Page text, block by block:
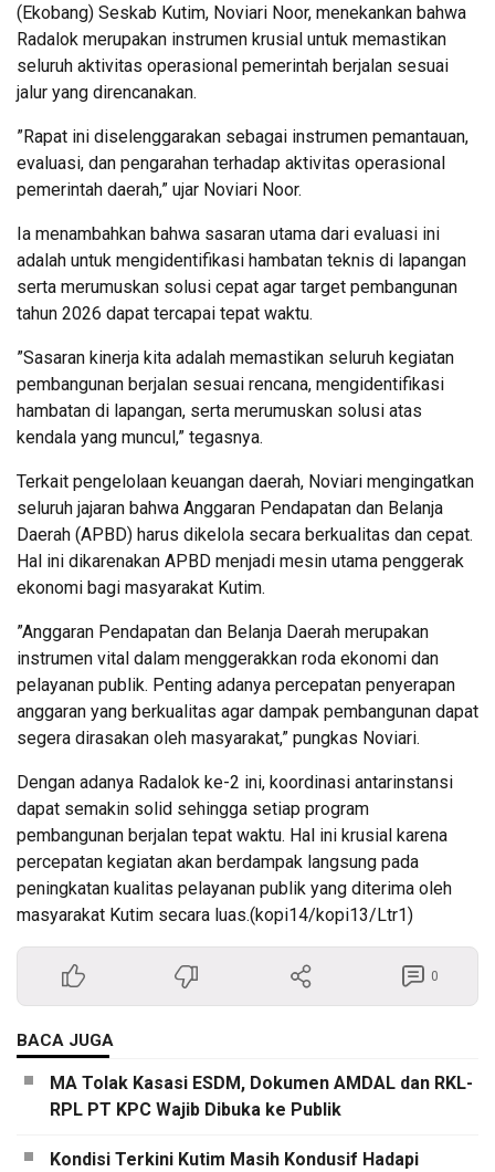
(Ekobang) Seskab Kutim, Noviari Noor, menekankan bahwa
Radalok merupakan instrumen krusial untuk memastikan
seluruh aktivitas operasional pemerintah berjalan sesuai
jalur yang direncanakan.
​”Rapat ini diselenggarakan sebagai instrumen pemantauan,
evaluasi, dan pengarahan terhadap aktivitas operasional
pemerintah daerah,” ujar Noviari Noor.
​Ia menambahkan bahwa sasaran utama dari evaluasi ini
adalah untuk mengidentifikasi hambatan teknis di lapangan
serta merumuskan solusi cepat agar target pembangunan
tahun 2026 dapat tercapai tepat waktu.
​”Sasaran kinerja kita adalah memastikan seluruh kegiatan
pembangunan berjalan sesuai rencana, mengidentifikasi
hambatan di lapangan, serta merumuskan solusi atas
kendala yang muncul,” tegasnya.
​Terkait pengelolaan keuangan daerah, Noviari mengingatkan
seluruh jajaran bahwa Anggaran Pendapatan dan Belanja
Daerah (APBD) harus dikelola secara berkualitas dan cepat.
Hal ini dikarenakan APBD menjadi mesin utama penggerak
ekonomi bagi masyarakat Kutim.
​”Anggaran Pendapatan dan Belanja Daerah merupakan
instrumen vital dalam menggerakkan roda ekonomi dan
pelayanan publik. Penting adanya percepatan penyerapan
anggaran yang berkualitas agar dampak pembangunan dapat
segera dirasakan oleh masyarakat,” pungkas Noviari.
Dengan adanya Radalok ke-2 ini,​ koordinasi antarinstansi
dapat semakin solid sehingga setiap program
pembangunan berjalan tepat waktu. Hal ini krusial karena
percepatan kegiatan akan berdampak langsung pada
peningkatan kualitas pelayanan publik yang diterima oleh
masyarakat Kutim secara luas.(kopi14/kopi13/Ltr1)
0
BACA JUGA
MA Tolak Kasasi ESDM, Dokumen AMDAL dan RKL-
RPL PT KPC Wajib Dibuka ke Publik
Kondisi Terkini Kutim Masih Kondusif Hadapi